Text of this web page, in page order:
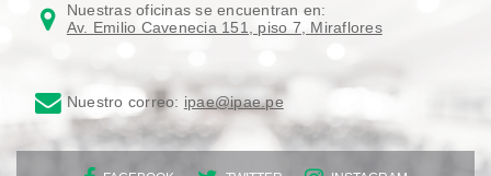
Nuestras oficinas se encuentran en:
Av. Emilio Cavenecia 151, piso 7, Miraflores
Nuestro correo: ipae@ipae.pe